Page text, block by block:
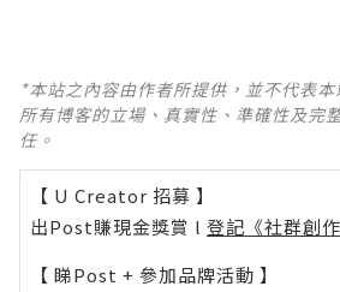
*本站之內容由作者所提供，並不代表
所有博客的立場、真實性、準確性及完
任。
【 U Creator 招募 】
出Post賺現金獎賞 l 登記《社群創
【 睇Post + 參加品牌活動 】